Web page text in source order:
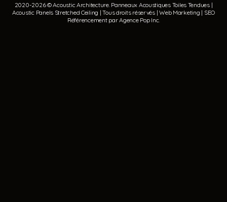
2020-2026 © Acoustic Architecture. Panneaux Acoustiques Toiles Tendues|
Acoustic Panels Stretched Ceiling | Tous droits réservés | Web Marketing | SEO
Référencement parAgence Pop Inc.